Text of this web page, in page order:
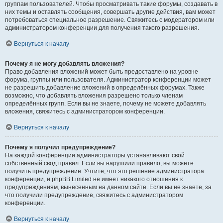
группам пользователей. Чтобы просматривать такие форумы, создавать в
них темы и оставлять сообщения, совершать другие действия, вам может
потребоваться специальное разрешение. Свяжитесь с модератором или
администратором конференции для получения такого разрешения.
Вернуться к началу
Почему я не могу добавлять вложения?
Право добавления вложений может быть предоставлено на уровне
форума, группы или пользователя. Администратор конференции может
не разрешить добавление вложений в определённых форумах. Также
возможно, что добавлять вложения разрешено только членам
определённых групп. Если вы не знаете, почему не можете добавлять
вложения, свяжитесь с администратором конференции.
Вернуться к началу
Почему я получил предупреждение?
На каждой конференции администраторы устанавливают свой
собственный свод правил. Если вы нарушили правило, вы можете
получить предупреждение. Учтите, что это решение администратора
конференции, и phpBB Limited не имеет никакого отношения к
предупреждениям, вынесенным на данном сайте. Если вы не знаете, за
что получили предупреждение, свяжитесь с администратором
конференции.
Вернуться к началу